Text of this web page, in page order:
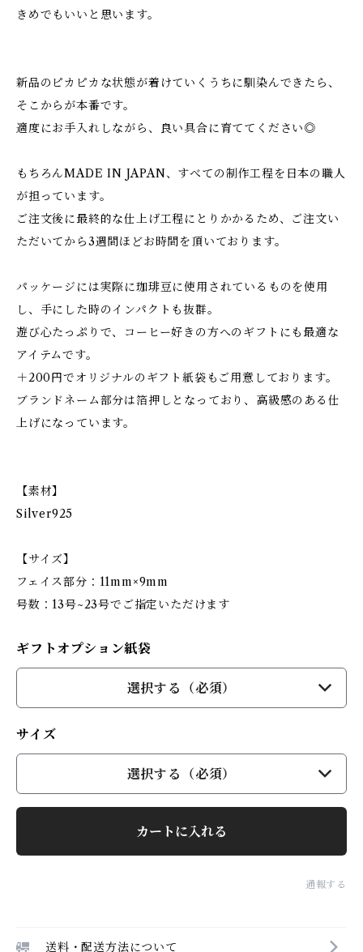
きめでもいいと思います。
新品のピカピカな状態が着けていくうちに馴染んできたら、
そこからが本番です。
適度にお手入れしながら、良い具合に育ててください◎
もちろんMADE IN JAPAN、すべての制作工程を日本の職人
が担っています。
ご注文後に最終的な仕上げ工程にとりかかるため、ご注文い
ただいてから3週間ほどお時間を頂いております。
パッケージには実際に珈琲豆に使用されているものを使用
し、手にした時のインパクトも抜群。
遊び心たっぷりで、コーヒー好きの方へのギフトにも最適な
アイテムです。
＋200円でオリジナルのギフト紙袋もご用意しております。
ブランドネーム部分は箔押しとなっており、高級感のある仕
上げになっています。
【素材】
Silver925
【サイズ】
フェイス部分：11mm×9mm
号数：13号~23号でご指定いただけます
ギフトオプション紙袋
選択する（必須）
サイズ
選択する（必須）
カートに入れる
通報する
送料・配送方法について